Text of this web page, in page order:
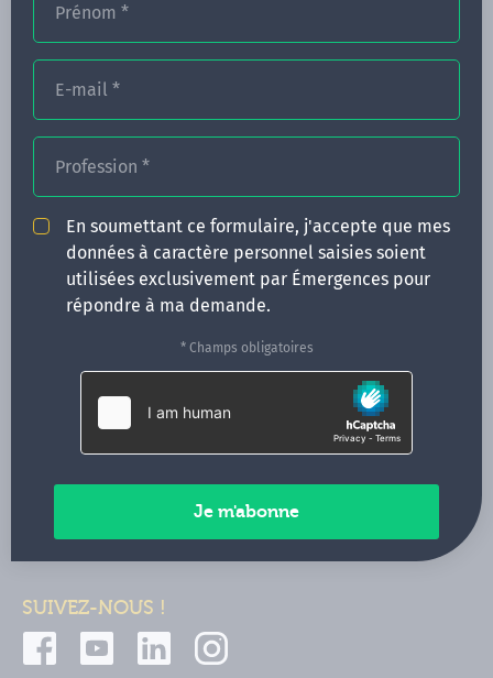
Prénom *
E-mail *
Profession *
En soumettant ce formulaire, j'accepte que mes
données à caractère personnel saisies soient
utilisées exclusivement par Émergences pour
répondre à ma demande.
* Champs obligatoires
FORMATIONS
NOS FORMATEURS
ACTUALITÉS
INFOS PRATIQUES
Qui sommes-nous ?
35000 Rennes
02 99 05 25 47
Contactez-nous
SUIVEZ-NOUS !